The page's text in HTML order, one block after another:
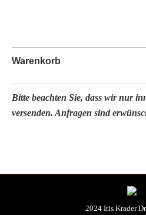
Warenkorb
Bitte beachten Sie, dass wir nur
versenden. Anfragen sind
2024 Iris Krader